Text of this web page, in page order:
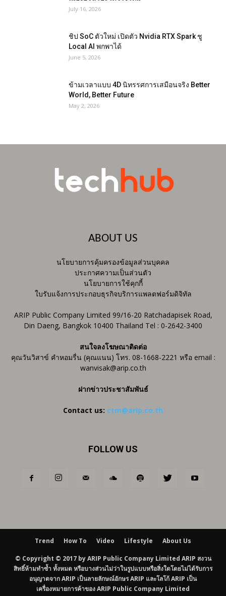
July 16, 2026
ชิป SoC ตัวใหม่ เปิดตัว Nvidia RTX Spark ชู
Local AI พกพาได้
June 5, 2026
ข้ามเวลาแบบ 4D นิทรรศการเสมือนจริง Better
World, Better Future
May 2, 2026
ABOUT US
นโยบายการคุ้มครองข้อมูลส่วนบุคคล
ประกาศความเป็นส่วนตัว
นโยบายการใช้คุกกี้
ใบรับแจ้งการประกอบธุรกิจบริการแพลตฟอร์มดิจิทัล
ARIP Public Company Limited 99/16-20 Ratchadapisek Road,
Din Daeng, Bangkok 10400 Thailand Tel : 0-2642-3400
สนใจลงโฆษณาติดต่อ
คุณวันวิสาข์ คำหอมรื่น (คุณแนน) โทร. 08-1668-2221 หรือ email :
wanvisak@arip.co.th
ฝากข่าวประชาสัมพันธ์
Contact us: ctm@arip.co.th
FOLLOW US
Trend How To Video Lifestyle About Us
© Copyright © 2017 by ARIP Public Company Limited ARIP สงวน
สิทธิ์ห้ามทำซ้ำ ทั้งหมด หรือบางส่วนไม่ว่าในรูปแบบหรือสิ่งใดโดยไม่ได้รับการ
อนุญาตจาก ARIP เป็นลายลักษณ์อักษร ARIP และโลโก้ ARIP เป็น
เครื่องหมายการค้าของ ARIP Public Company Limited